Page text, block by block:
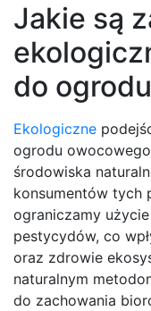
Jakie są
do
Ekologiczne
ogrodu
środowiska
konsumentów tych
ograniczamy
pestycydów, co
oraz zdrowie
naturalnym
do zachowania